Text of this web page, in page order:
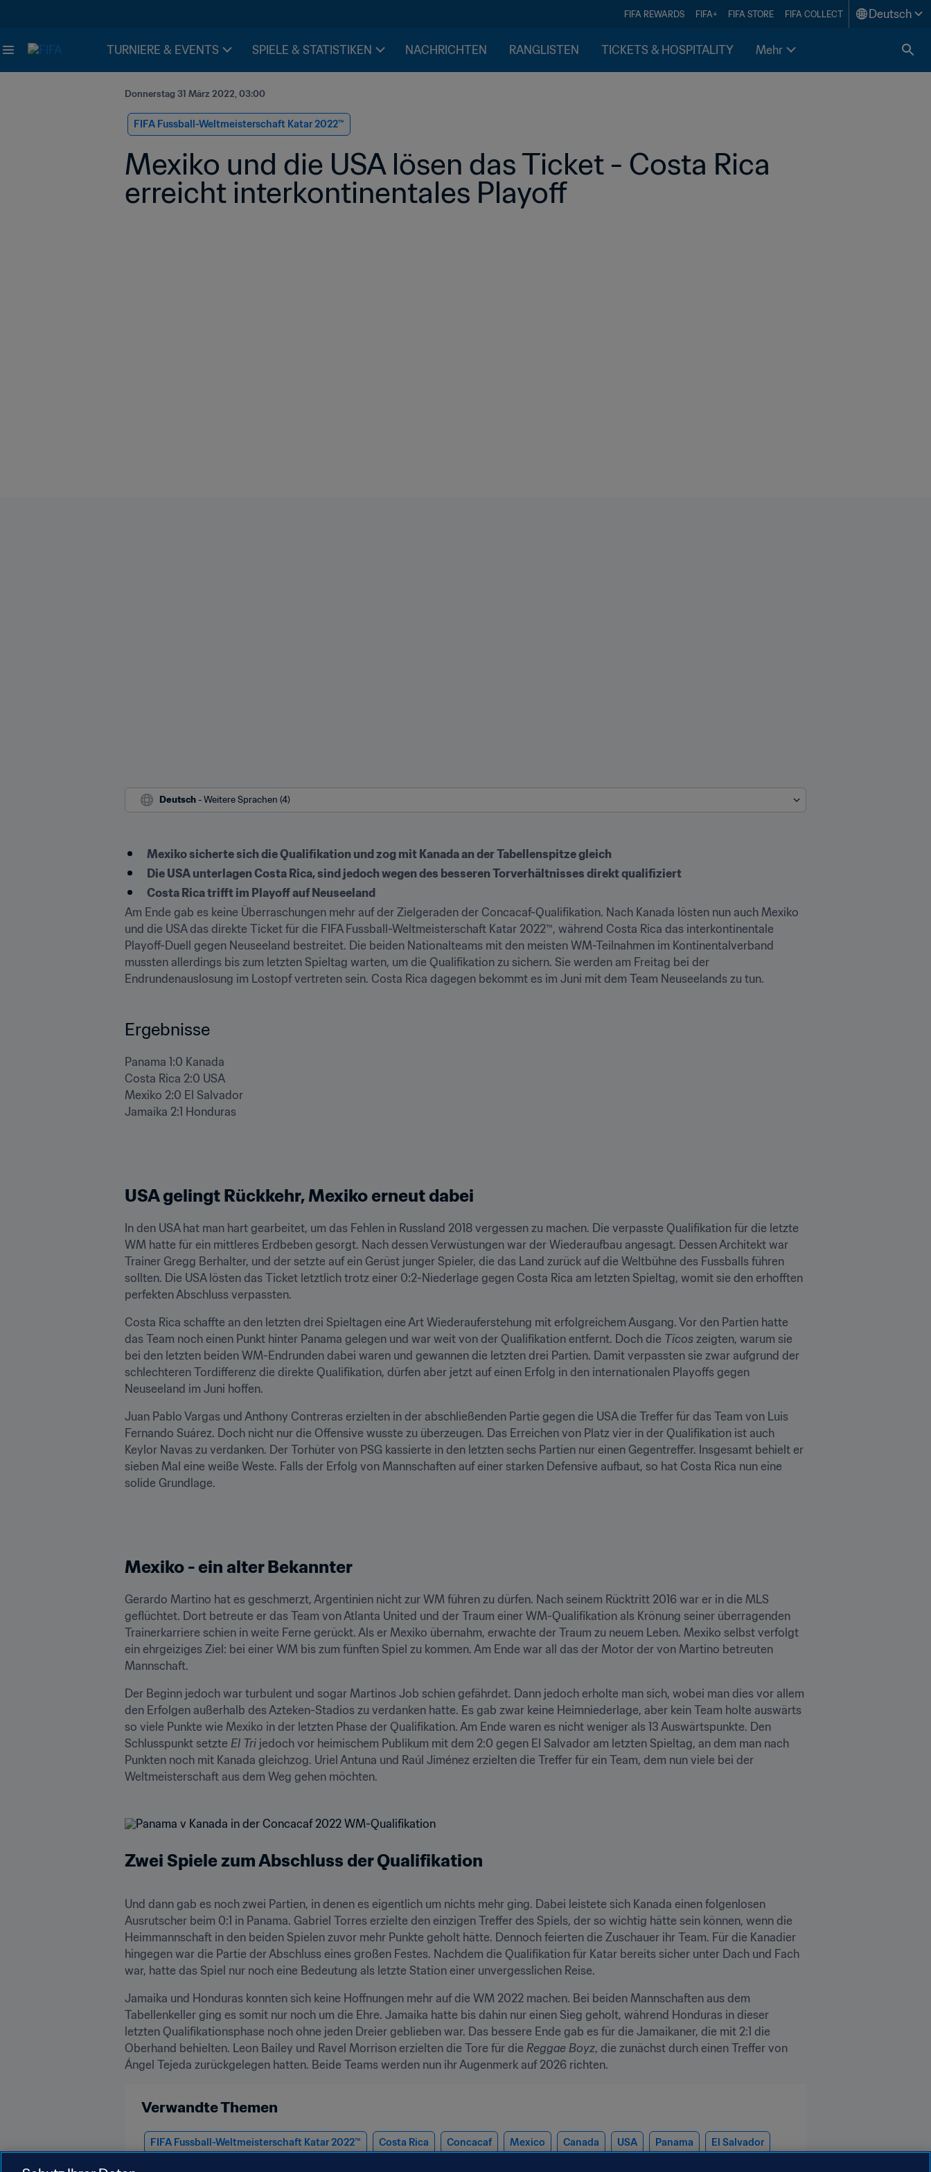
FIFA REWARDS FIFA+ FIFA STORE FIFA COLLECT Deutsch
TURNIERE & EVENTS SPIELE & STATISTIKEN NACHRICHTEN RANGLISTEN TICKETS & HOSPITALITY Mehr
Donnerstag 31 März 2022, 03:00
FIFA Fussball-Weltmeisterschaft Katar 2022™
Mexiko und die USA lösen das Ticket - Costa Rica
erreicht interkontinentales Playoff
Deutsch - Weitere Sprachen (4)
Mexiko sicherte sich die Qualifikation und zog mit Kanada an der Tabellenspitze gleich
Die USA unterlagen Costa Rica, sind jedoch wegen des besseren Torverhältnisses direkt qualifiziert
Costa Rica trifft im Playoff auf Neuseeland
Am Ende gab es keine Überraschungen mehr auf der Zielgeraden der Concacaf-Qualifikation. Nach Kanada lösten nun auch Mexiko
und die USA das direkte Ticket für die FIFA Fussball-Weltmeisterschaft Katar 2022™, während Costa Rica das interkontinentale
Playoff-Duell gegen Neuseeland bestreitet. Die beiden Nationalteams mit den meisten WM-Teilnahmen im Kontinentalverband
mussten allerdings bis zum letzten Spieltag warten, um die Qualifikation zu sichern. Sie werden am Freitag bei der
Endrundenauslosung im Lostopf vertreten sein. Costa Rica dagegen bekommt es im Juni mit dem Team Neuseelands zu tun.
Ergebnisse
Panama 1:0 Kanada
Costa Rica 2:0 USA
Mexiko 2:0 El Salvador
Jamaika 2:1 Honduras
USA gelingt Rückkehr, Mexiko erneut dabei
In den USA hat man hart gearbeitet, um das Fehlen in Russland 2018 vergessen zu machen. Die verpasste Qualifikation für die letzte
WM hatte für ein mittleres Erdbeben gesorgt. Nach dessen Verwüstungen war der Wiederaufbau angesagt. Dessen Architekt war
Trainer Gregg Berhalter, und der setzte auf ein Gerüst junger Spieler, die das Land zurück auf die Weltbühne des Fussballs führen
sollten. Die USA lösten das Ticket letztlich trotz einer 0:2-Niederlage gegen Costa Rica am letzten Spieltag, womit sie den erhofften
perfekten Abschluss verpassten.
Costa Rica schaffte an den letzten drei Spieltagen eine Art Wiederauferstehung mit erfolgreichem Ausgang. Vor den Partien hatte
das Team noch einen Punkt hinter Panama gelegen und war weit von der Qualifikation entfernt. Doch die Ticos zeigten, warum sie
bei den letzten beiden WM-Endrunden dabei waren und gewannen die letzten drei Partien. Damit verpassten sie zwar aufgrund der
schlechteren Tordifferenz die direkte Qualifikation, dürfen aber jetzt auf einen Erfolg in den internationalen Playoffs gegen
Neuseeland im Juni hoffen.
Juan Pablo Vargas und Anthony Contreras erzielten in der abschließenden Partie gegen die USA die Treffer für das Team von Luis
Fernando Suárez. Doch nicht nur die Offensive wusste zu überzeugen. Das Erreichen von Platz vier in der Qualifikation ist auch
Keylor Navas zu verdanken. Der Torhüter von PSG kassierte in den letzten sechs Partien nur einen Gegentreffer. Insgesamt behielt er
sieben Mal eine weiße Weste. Falls der Erfolg von Mannschaften auf einer starken Defensive aufbaut, so hat Costa Rica nun eine
solide Grundlage.
Mexiko - ein alter Bekannter
Gerardo Martino hat es geschmerzt, Argentinien nicht zur WM führen zu dürfen. Nach seinem Rücktritt 2016 war er in die MLS
geflüchtet. Dort betreute er das Team von Atlanta United und der Traum einer WM-Qualifikation als Krönung seiner überragenden
Trainerkarriere schien in weite Ferne gerückt. Als er Mexiko übernahm, erwachte der Traum zu neuem Leben. Mexiko selbst verfolgt
ein ehrgeiziges Ziel: bei einer WM bis zum fünften Spiel zu kommen. Am Ende war all das der Motor der von Martino betreuten
Mannschaft.
Der Beginn jedoch war turbulent und sogar Martinos Job schien gefährdet. Dann jedoch erholte man sich, wobei man dies vor allem
den Erfolgen außerhalb des Azteken-Stadios zu verdanken hatte. Es gab zwar keine Heimniederlage, aber kein Team holte auswärts
so viele Punkte wie Mexiko in der letzten Phase der Qualifikation. Am Ende waren es nicht weniger als 13 Auswärtspunkte. Den
Schlusspunkt setzte El Tri jedoch vor heimischem Publikum mit dem 2:0 gegen El Salvador am letzten Spieltag, an dem man nach
Punkten noch mit Kanada gleichzog. Uriel Antuna und Raúl Jiménez erzielten die Treffer für ein Team, dem nun viele bei der
Weltmeisterschaft aus dem Weg gehen möchten.
Zwei Spiele zum Abschluss der Qualifikation
Und dann gab es noch zwei Partien, in denen es eigentlich um nichts mehr ging. Dabei leistete sich Kanada einen folgenlosen
Ausrutscher beim 0:1 in Panama. Gabriel Torres erzielte den einzigen Treffer des Spiels, der so wichtig hätte sein können, wenn die
Heimmannschaft in den beiden Spielen zuvor mehr Punkte geholt hätte. Dennoch feierten die Zuschauer ihr Team. Für die Kanadier
hingegen war die Partie der Abschluss eines großen Festes. Nachdem die Qualifikation für Katar bereits sicher unter Dach und Fach
war, hatte das Spiel nur noch eine Bedeutung als letzte Station einer unvergesslichen Reise.
Jamaika und Honduras konnten sich keine Hoffnungen mehr auf die WM 2022 machen. Bei beiden Mannschaften aus dem
Tabellenkeller ging es somit nur noch um die Ehre. Jamaika hatte bis dahin nur einen Sieg geholt, während Honduras in dieser
letzten Qualifikationsphase noch ohne jeden Dreier geblieben war. Das bessere Ende gab es für die Jamaikaner, die mit 2:1 die
Oberhand behielten. Leon Bailey und Ravel Morrison erzielten die Tore für die Reggae Boyz, die zunächst durch einen Treffer von
Ángel Tejeda zurückgelegen hatten. Beide Teams werden nun ihr Augenmerk auf 2026 richten.
Verwandte Themen
FIFA Fussball-Weltmeisterschaft Katar 2022™ Costa Rica Concacaf Mexico Canada USA Panama El Salvador